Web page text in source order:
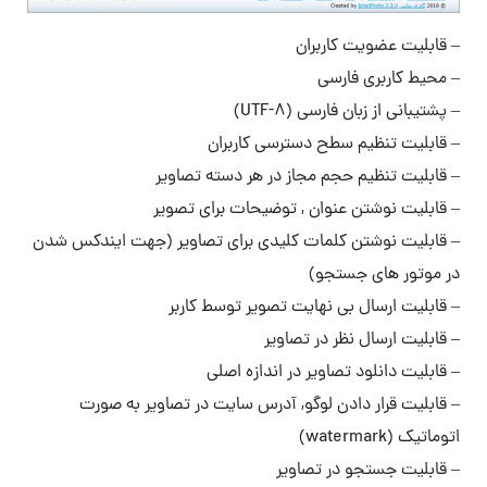
– قابلیت عضویت کاربران
– محیط کاربری فارسی
– پشتیبانی از زبان فارسی (UTF-8)
– قابلیت تنظیم سطح دسترسی کاربران
– قابلیت تنظیم حجم مجاز در هر دسته تصاویر
– قابلیت نوشتن عنوان , توضیحات برای تصویر
– قابلیت نوشتن کلمات کلیدی برای تصاویر (جهت ایندکس شدن
در موتور های جستجو)
– قابلیت ارسال بی نهایت تصویر توسط کاربر
– قابلیت ارسال نظر در تصاویر
– قابلیت دانلود تصاویر در اندازه اصلی
– قابلیت قرار دادن لوگو, آدرس سایت در تصاویر به صورت
اتوماتیک (watermark)
– قابلیت جستجو در تصاویر